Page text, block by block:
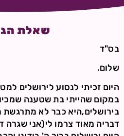
שאלת
בס"ד
שלום.
היום זכיתי לנסוע לירושלים
במקום שהייתי בת שטענה
בירושלים,היא כבר לא מתרגשת
דבריה מאוד צרמו לי(אני שגרה